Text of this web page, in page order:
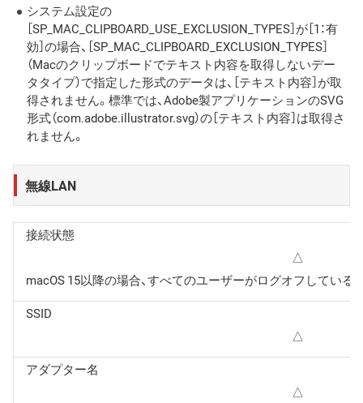
システム設定の
［SP_MAC_CLIPBOARD_USE_EXCLUSION_TYPES］が［1：有
効］の場合、［SP_MAC_CLIPBOARD_EXCLUSION_TYPES］
（Macのクリップボードでテキスト内容を取得しないデー
タタイプ）で指定した形式のデータは、［テキスト内容］が取
得されません。標準では、Adobe製アプリケーションのSVG
形式（com.adobe.illustrator.svg）の［テキスト内容］は取得さ
れません。
無線LAN
接続状態
△
macOS 15以降の場合、すべてのユーザーがログオフしてい
SSID
△
アダプター名
△